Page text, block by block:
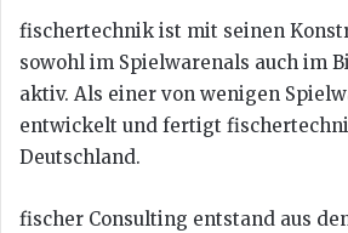
fischertechnik ist mit seinen
sowohl im Spielwarenals auch im
aktiv. Als einer von wenigen
entwickelt und fertigt
Deutschland.
fischer Consulting entstand aus